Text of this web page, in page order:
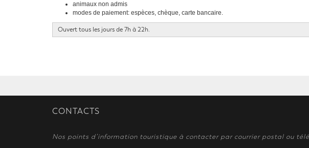
animaux non admis
modes de paiement: espèces, chèque, carte bancaire.
Ouvert tous les jours de 7h à 22h.
CONTACTS
Nos points d’information touristique à contacter par courrier postal ou